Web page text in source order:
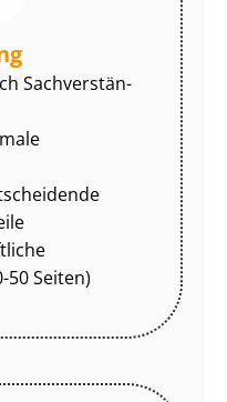
Sach­ver­stän­
50 Seiten)